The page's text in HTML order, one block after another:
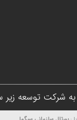
شرکت توسعه زیر